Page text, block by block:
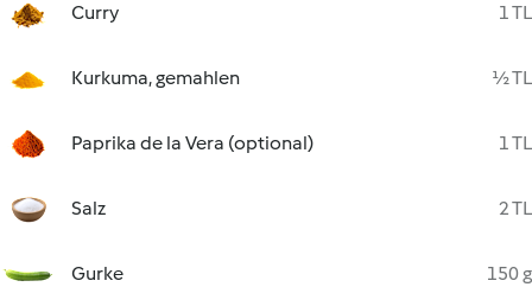
Curry 1 TL
Kurkuma, gemahlen ½ TL
Paprika de la Vera (optional) 1 TL
Salz 2 TL
Gurke 150 g